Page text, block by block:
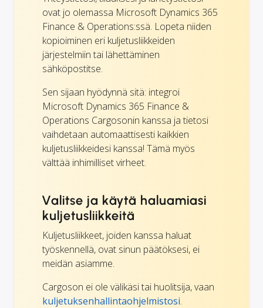
ovat jo olemassa Microsoft Dynamics 365
Finance & Operations:ssä. Lopeta niiden
kopioiminen eri kuljetusliikkeiden
järjestelmiin tai lähettäminen
sähköpostitse.
Sen sijaan hyödynnä sitä: integroi
Microsoft Dynamics 365 Finance &
Operations Cargosonin kanssa ja tietosi
vaihdetaan automaattisesti kaikkien
kuljetusliikkeidesi kanssa! Tämä myös
välttää inhimilliset virheet.
Valitse ja käytä haluamiasi
kuljetusliikkeitä
Kuljetusliikkeet, joiden kanssa haluat
työskennellä, ovat sinun päätöksesi, ei
meidän asiamme.
Cargoson ei ole välikäsi tai huolitsija, vaan
kuljetuksenhallintaohjelmistosi.